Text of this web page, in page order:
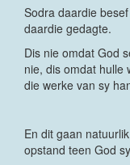
Sodra daardie
daardie gedagte.
Dis nie omdat God
nie, dis omdat hulle
die werke van sy
En dit gaan
opstand teen God